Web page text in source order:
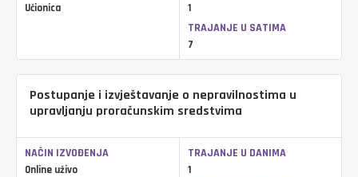
Učionica 1
TRAJANJE U SATIMA
7
Postupanje i izvještavanje o nepravilnostima u
upravljanju proračunskim sredstvima
NAČIN IZVOĐENJA
Online uživo
TRAJANJE U DANIMA
1